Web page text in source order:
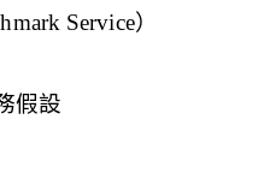
Service）
假設